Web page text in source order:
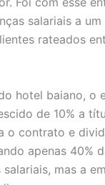
salariais a
rateados
hotel baiano, o
de 10% a
o contrato e
apenas 40%
mas a